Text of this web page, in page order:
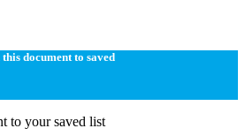
this document to saved
to your saved list